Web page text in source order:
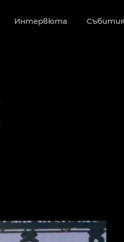
Интервюта Събития